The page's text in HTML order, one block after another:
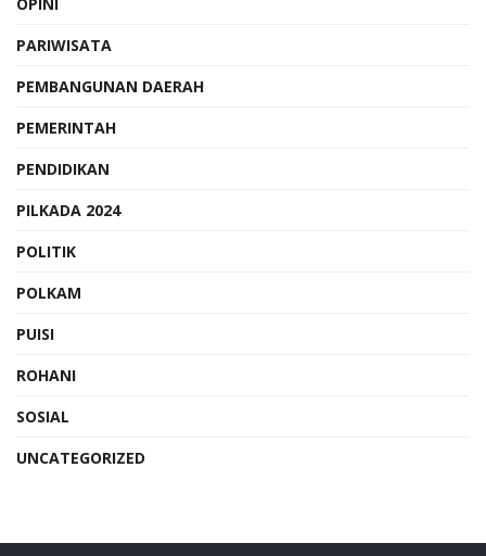
PARIWISATA
PEMBANGUNAN DAERAH
PEMERINTAH
PENDIDIKAN
PILKADA 2024
POLITIK
POLKAM
PUISI
ROHANI
SOSIAL
UNCATEGORIZED